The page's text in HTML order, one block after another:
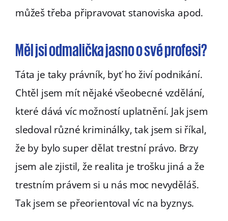
můžeš třeba připravovat stanoviska apod.
Měl jsi odmalička jasno o své profesi?
Táta je taky právník, byť ho živí podnikání.
Chtěl jsem mít nějaké všeobecné vzdělání,
které dává víc možností uplatnění. Jak jsem
sledoval různé kriminálky, tak jsem si říkal,
že by bylo super dělat trestní právo. Brzy
jsem ale zjistil, že realita je trošku jiná a že
trestním právem si u nás moc nevyděláš.
Tak jsem se přeorientoval víc na byznys.